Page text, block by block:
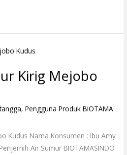
Kirig Mejobo
,Pengguna Produk BIOTAMA
Kudus Nama Konsumen : Ibu Amy
Air Sumur BIOTAMASINDO